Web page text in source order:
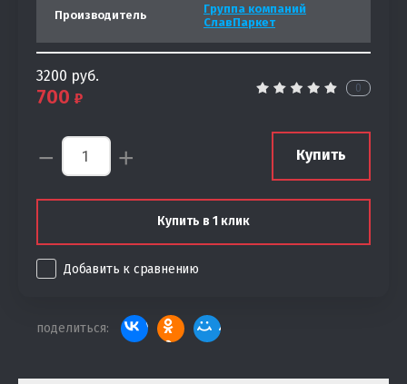
Производитель
Группа компаний
СлавПаркет
3200 руб.
700 0
− + Купить
Купить в 1 клик
Добавить к сравнению
поделиться: